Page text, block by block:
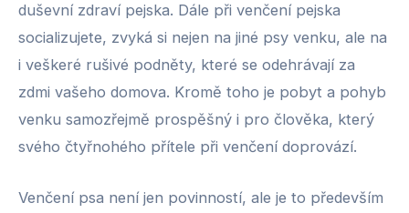
duševní zdraví pejska. Dále při venčení pejska
socializujete, zvyká si nejen na jiné psy venku, ale na
i veškeré rušivé podněty, které se odehrávají za
zdmi vašeho domova. Kromě toho je pobyt a pohyb
venku samozřejmě prospěšný i pro člověka, který
svého čtyřnohého přítele při venčení doprovází.
Venčení psa není jen povinností, ale je to především